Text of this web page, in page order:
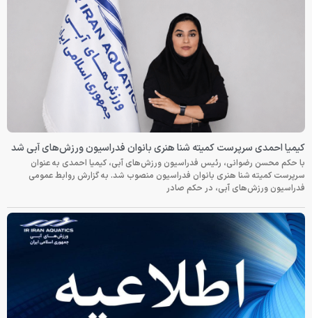
کیمیا احمدی سرپرست کمیته شنا هنری بانوان فدراسیون ورزش‌های آبی شد
با حکم محسن رضوانی، رئیس فدراسیون ورزش‌های آبی، کیمیا احمدی به عنوان
سرپرست کمیته شنا هنری بانوان فدراسیون منصوب شد. به گزارش روابط عمومی
فدراسیون ورزش‌های آبی، در حکم صادر